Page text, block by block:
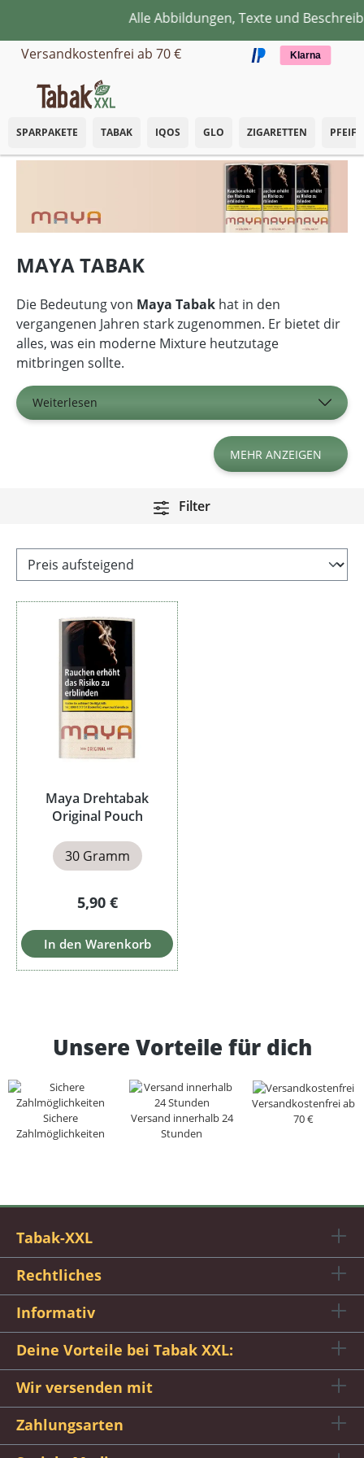
Zum Hauptinhalt springenAlle Abbildungen, Texte und
Versandkostenfrei ab 70 €
Klarna
SPARPAKETE TABAK IQOS GLO ZIGARETTEN
MAYA TABAK
Die Bedeutung von Maya Tabak hat in den
vergangenen Jahren stark zugenommen. Er bietet dir
alles, was ein moderne Mixture heutzutage
mitbringen sollte.
Weiterlesen
MEHR ANZEIGEN
Filter
Maya Drehtabak
Original Pouch
30 Gramm
Regulärer Preis:
5,90 €
In den Warenkorb
Unsere Vorteile für dich
Sichere
Zahlmöglichkeiten
Versand innerhalb 24
Stunden
Versandkostenfrei ab
70 €
Tabak-XXL
Rechtliches
Informativ
Deine Vorteile bei Tabak XXL:
Wir versenden mit
Zahlungsarten